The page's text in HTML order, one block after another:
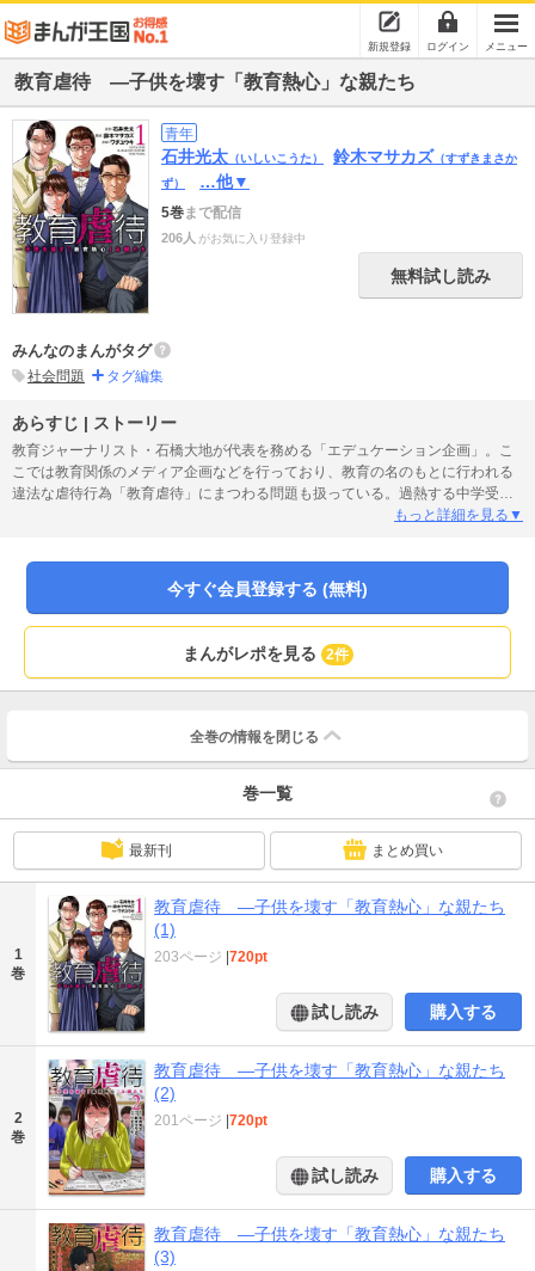
新規登録 ログイン メニュー
教育虐待 ―子供を壊す「教育熱心」な親たち
青年
石井光太 （いしいこうた） 鈴木マサカズ （すずきまさか
ず）
…他▼
5巻まで配信
206人 がお気に入り登録中
無料試し読み
みんなのまんがタグ
社会問題 タグ編集
あらすじ | ストーリー
教育ジャーナリスト・石橋大地が代表を務める「エデュケーション企画」。こ
こでは教育関係のメディア企画などを行っており、教育の名のもとに行われる
違法な虐待行為「教育虐待」にまつわる問題も扱っている。過熱する中学受験
ブームの影響により、石橋のもとには様々な相談が寄せられ――。もっと詳細を見る▼
今すぐ会員登録する (無料)
まんがレポを見る 2件
全巻の情報を 閉じる
巻一覧
最新刊 まとめ買い
1
巻
教育虐待 ―子供を壊す「教育熱心」な親たち
(1)
203ページ |720pt
試し読み 購入する
2
巻
教育虐待 ―子供を壊す「教育熱心」な親たち
(2)
201ページ |720pt
試し読み 購入する
教育虐待 ―子供を壊す「教育熱心」な親たち
(3)